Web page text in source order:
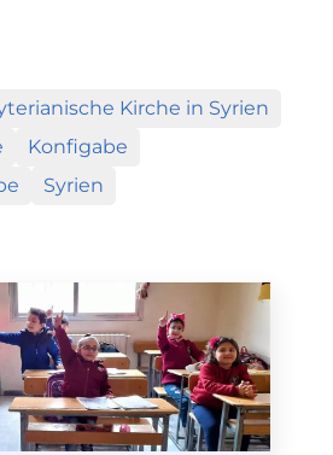
Kirche in Syrien
Konfigabe
Syrien